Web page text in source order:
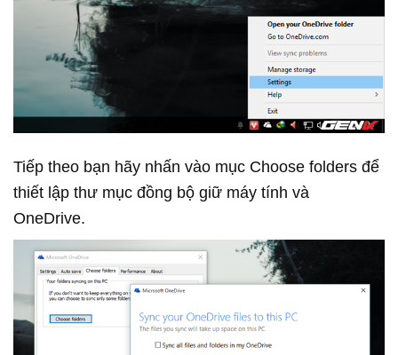
Tiếp theo bạn hãy nhấn vào mục Choose folders để
thiết lập thư mục đồng bộ giữ máy tính và
OneDrive.